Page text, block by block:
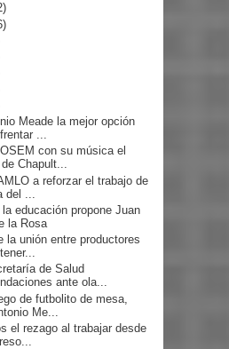
Meade la mejor opción
...
con su música el
Chapult...
a reforzar el trabajo de
del ...
la educación propone Juan
la Rosa
la unión entre productores
de Salud
ante ola...
de futbolito de mesa,
Me...
el rezago al trabajar desde